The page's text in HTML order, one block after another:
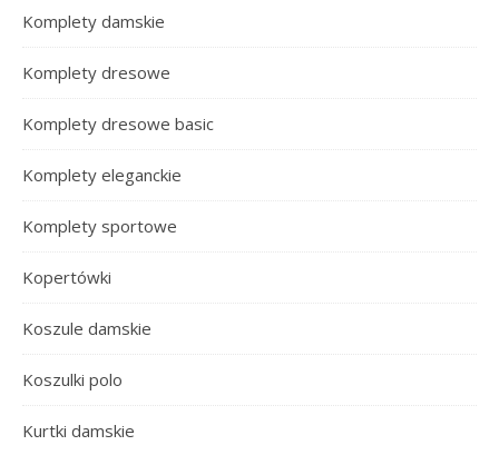
Komplety damskie
Komplety dresowe
Komplety dresowe basic
Komplety eleganckie
Komplety sportowe
Kopertówki
Koszule damskie
Koszulki polo
Kurtki damskie